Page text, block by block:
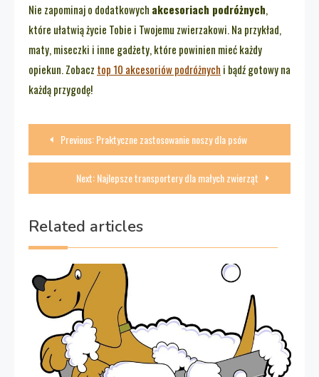
Nie zapominaj o dodatkowych akcesoriach podróżnych,
które ułatwią życie Tobie i Twojemu zwierzakowi. Na przykład,
maty, miseczki i inne gadżety, które powinien mieć każdy
opiekun. Zobacz top 10 akcesoriów podróżnych i bądź gotowy na
każdą przygodę!
Nawigacja
wpisu
Previous:Praktyczne zastosowanie noszy dla psów
Next:Najlepsze transportery dla małych zwierząt
Related articles